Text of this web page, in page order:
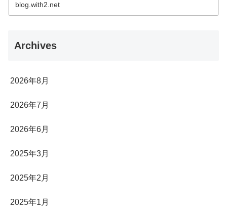
blog.with2.net
Archives
2026年8月
2026年7月
2026年6月
2025年3月
2025年2月
2025年1月